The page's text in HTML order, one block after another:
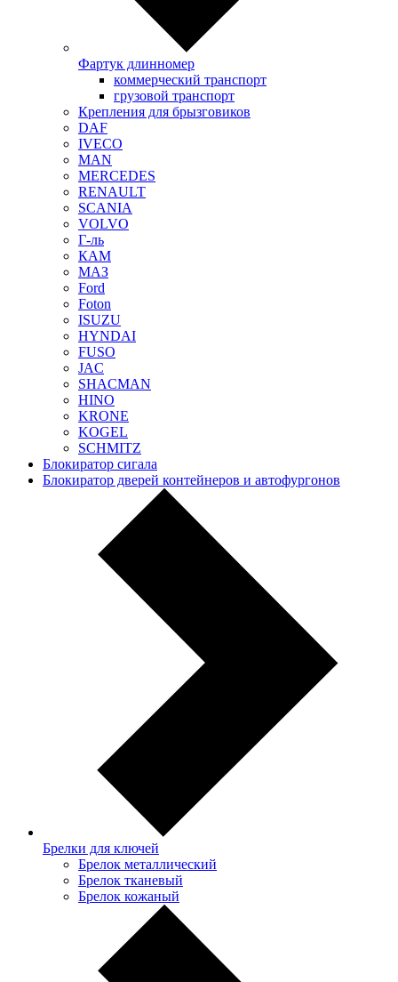
Фартук длинномер
коммерческий транспорт
грузовой транспорт
Крепления для брызговиков
DAF
IVECO
MAN
MERCEDES
RENAULT
SCANIA
VOLVO
Г-ль
КАМ
МАЗ
Ford
Foton
ISUZU
HYNDAI
FUSO
JAC
SHACMAN
HINO
KRONE
KOGEL
SCHMITZ
Блокиратор сигала
Блокиратор дверей контейнеров и автофургонов
Брелки для ключей
Брелок металлический
Брелок тканевый
Брелок кожаный